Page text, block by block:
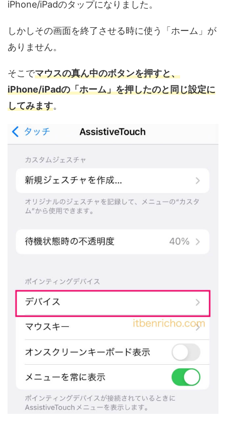
iPhone/iPadのタップになりました。
しかしその画面を終了させる時に使う「ホーム」が
ありません。
そこでマウスの真ん中のボタンを押すと、
iPhone/iPadの「ホーム」を押したのと同じ設定に
してみます。